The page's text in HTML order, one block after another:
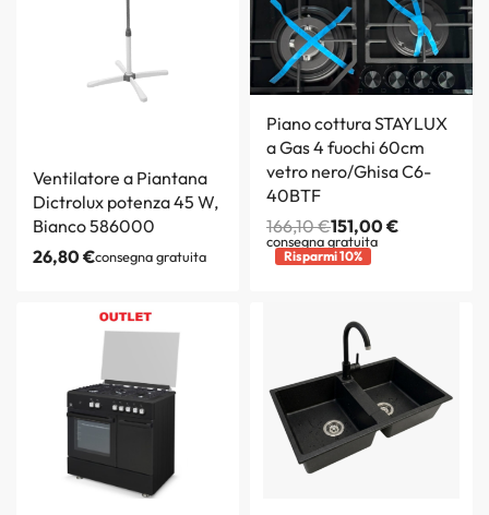
Ventilatore a Piantana
Dictrolux potenza 45 W,
Bianco 586000
26,80€consegna gratuita
Piano cottura STAYLUX
a Gas 4 fuochi 60cm
vetro nero/Ghisa C6-
40BTF
166,10€151,00€
consegna gratuita
Risparmi 10%